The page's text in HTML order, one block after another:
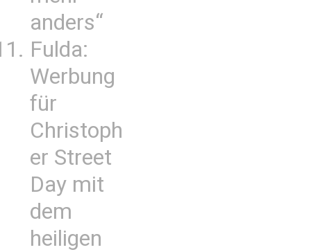
anders“
Fulda:
Werbung
für
Christoph
er Street
Day mit
dem
heiligen